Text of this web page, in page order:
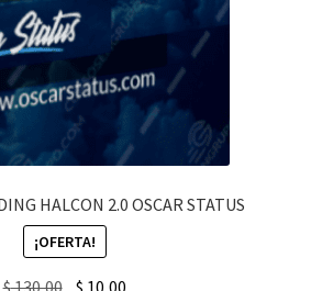
HALCON 2.0 OSCAR STATUS
¡OFERTA!
$130,00 Original
$ 10,00